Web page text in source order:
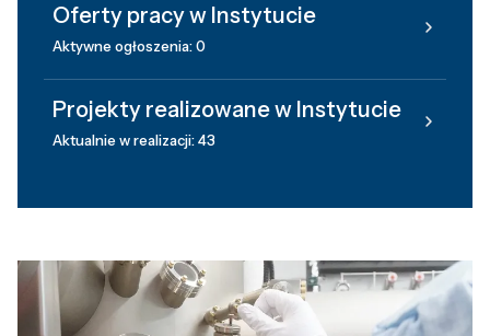
Oferty pracy w Instytucie
Aktywne ogłoszenia: 0
Projekty realizowane w Instytucie
Aktualnie w realizacji: 43